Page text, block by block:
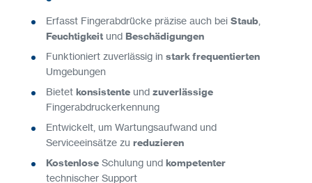
Erfasst Fingerabdrücke präzise auch bei Staub
Feuchtigkeit und Beschädigungen
Funktioniert zuverlässig in stark frequentierten
Umgebungen
Bietet konsistente und zuverlässige
Fingerabdruckerkennung
Entwickelt, um Wartungsaufwand und
Serviceeinsätze zu reduzieren
Kostenlose Schulung und kompetenter
technischer Support